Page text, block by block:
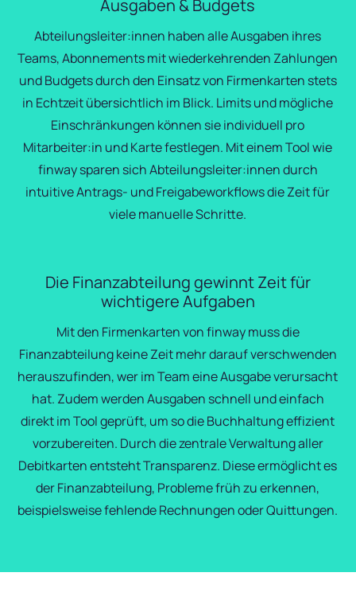
Ausgaben & Budgets
Abteilungsleiter:innen haben alle Ausgaben ihres
Teams, Abonnements mit wiederkehrenden Zahlungen
und Budgets durch den Einsatz von Firmenkarten stets
in Echtzeit übersichtlich im Blick. Limits und mögliche
Einschränkungen können sie individuell pro
Mitarbeiter:in und Karte festlegen. Mit einem Tool wie
finway sparen sich Abteilungsleiter:innen durch
intuitive Antrags- und Freigabeworkflows die Zeit für
viele manuelle Schritte.
Die Finanzabteilung gewinnt Zeit für
wichtigere Aufgaben
Mit den Firmenkarten von finway muss die
Finanzabteilung keine Zeit mehr darauf verschwenden
herauszufinden, wer im Team eine Ausgabe verursacht
hat. Zudem werden Ausgaben schnell und einfach
direkt im Tool geprüft, um so die Buchhaltung effizient
vorzubereiten. Durch die zentrale Verwaltung aller
Debitkarten entsteht Transparenz. Diese ermöglicht es
der Finanzabteilung, Probleme früh zu erkennen,
beispielsweise fehlende Rechnungen oder Quittungen.